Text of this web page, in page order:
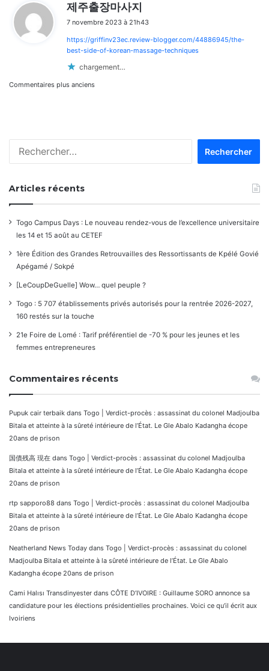
제주출장마사지
t
:
7 novembre 2023 à 21h43
https://griffinv23ec.review-blogger.com/44886945/the-
best-side-of-korean-massage-techniques
chargement…
Navigation
commentaires
Commentaires plus anciens
Articles récents
Togo Campus Days : Le nouveau rendez-vous de l’excellence universitaire
les 14 et 15 août au CETEF
1ère Édition des Grandes Retrouvailles des Ressortissants de Kpélé Govié
Apégamé / Sokpé
[LeCoupDeGuelle] Wow… quel peuple ?
Togo : 5 707 établissements privés autorisés pour la rentrée 2026-2027,
160 restés sur la touche
21e Foire de Lomé : Tarif préférentiel de -70 % pour les jeunes et les
femmes entrepreneures
Commentaires récents
Pupuk cair terbaik dans Togo | Verdict-procès : assassinat du colonel Madjoulba
Bitala et atteinte à la sûreté intérieure de l’État. Le Gle Abalo Kadangha écope
20ans de prison
国債残高 現在 dans Togo | Verdict-procès : assassinat du colonel Madjoulba
Bitala et atteinte à la sûreté intérieure de l’État. Le Gle Abalo Kadangha écope
20ans de prison
rtp sapporo88 dans Togo | Verdict-procès : assassinat du colonel Madjoulba
Bitala et atteinte à la sûreté intérieure de l’État. Le Gle Abalo Kadangha écope
20ans de prison
Neatherland News Today dans Togo | Verdict-procès : assassinat du colonel
Madjoulba Bitala et atteinte à la sûreté intérieure de l’État. Le Gle Abalo
Kadangha écope 20ans de prison
Cami Halısı Transdinyester dans CÔTE D’IVOIRE : Guillaume SORO annonce sa
candidature pour les élections présidentielles prochaines. Voici ce qu’il écrit aux
Ivoiriens